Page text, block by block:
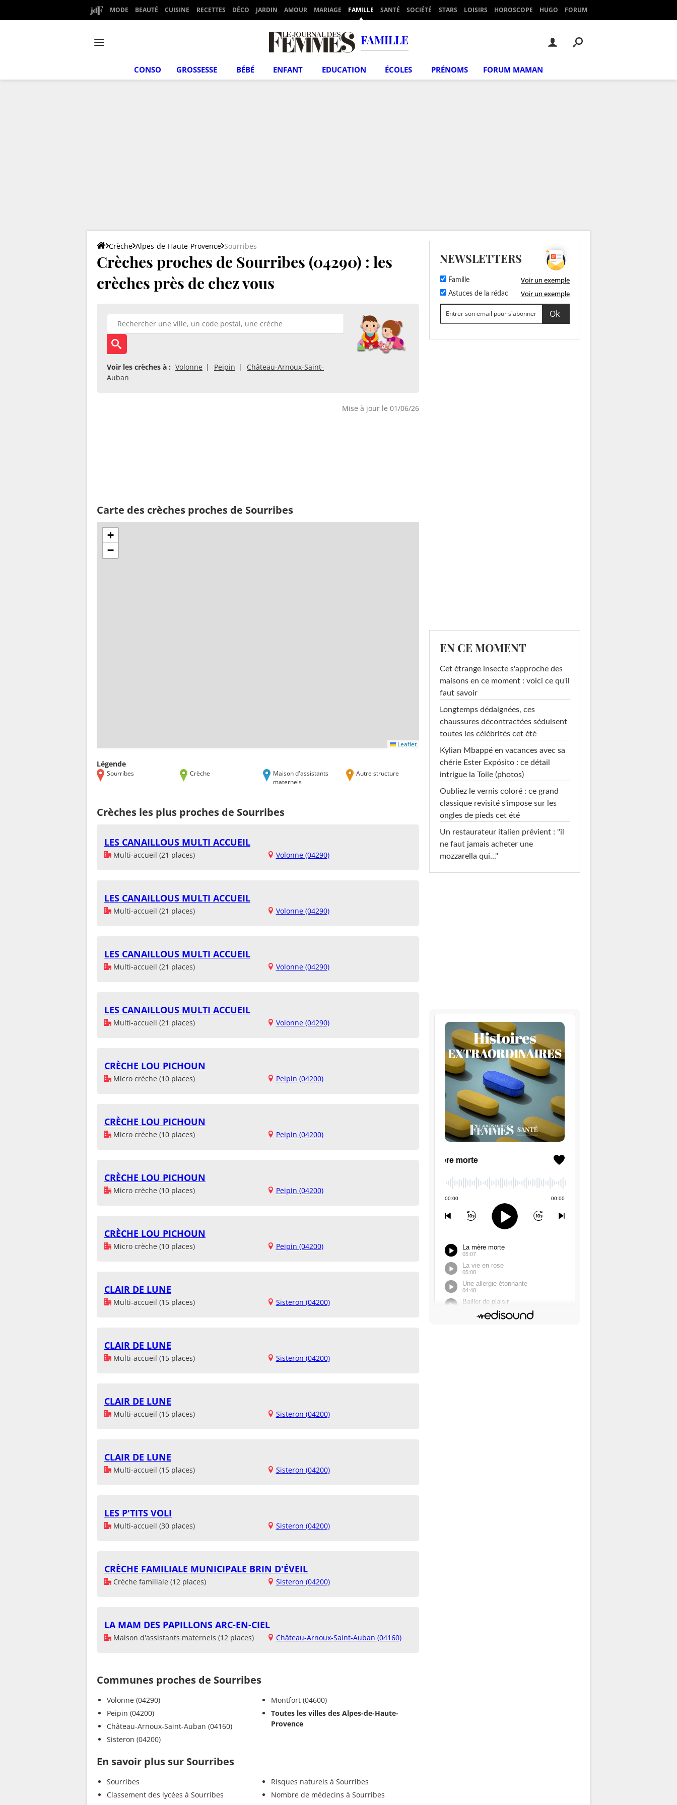
MODE BEAUTÉ CUISINE RECETTES DÉCO JARDIN AMOUR MARIAGE FAMILLE SANTÉ SOCIÉTÉ STARS LOISIRS HOROSCOPE HUGO FORUM
FAMILLE
CONSO GROSSESSE BÉBÉ ENFANT EDUCATION ÉCOLES PRÉNOMS FORUM MAMAN
Crèche Alpes-de-Haute-Provence Sourribes
Crèches proches de Sourribes (04290) : les
crèches près de chez vous
Voir les crèches à : Volonne Peipin
Château-Arnoux-Saint-
Auban
Mise à jour le 01/06/26
Carte des crèches proches de Sourribes
+
−
Leaflet
Légende
Sourribes Crèche
Maison d'assistants
maternels
Autre structure
Crèches les plus proches de Sourribes
LES CANAILLOUS MULTI ACCUEIL
Multi-accueil (21 places) Volonne (04290)
LES CANAILLOUS MULTI ACCUEIL
Multi-accueil (21 places) Volonne (04290)
LES CANAILLOUS MULTI ACCUEIL
Multi-accueil (21 places) Volonne (04290)
LES CANAILLOUS MULTI ACCUEIL
Multi-accueil (21 places) Volonne (04290)
CRÈCHE LOU PICHOUN
Micro crèche (10 places) Peipin (04200)
CRÈCHE LOU PICHOUN
Micro crèche (10 places) Peipin (04200)
CRÈCHE LOU PICHOUN
Micro crèche (10 places) Peipin (04200)
CRÈCHE LOU PICHOUN
Micro crèche (10 places) Peipin (04200)
CLAIR DE LUNE
Multi-accueil (15 places) Sisteron (04200)
CLAIR DE LUNE
Multi-accueil (15 places) Sisteron (04200)
CLAIR DE LUNE
Multi-accueil (15 places) Sisteron (04200)
CLAIR DE LUNE
Multi-accueil (15 places) Sisteron (04200)
LES P'TITS VOLI
Multi-accueil (30 places) Sisteron (04200)
CRÈCHE FAMILIALE MUNICIPALE BRIN D'ÉVEIL
Crèche familiale (12 places) Sisteron (04200)
LA MAM DES PAPILLONS ARC-EN-CIEL
Maison d'assistants maternels (12 places) Château-Arnoux-Saint-Auban (04160)
Communes proches de Sourribes
Volonne (04290)
Peipin (04200)
Château-Arnoux-Saint-Auban (04160)
Sisteron (04200)
Montfort (04600)
Toutes les villes des Alpes-de-Haute-
Provence
En savoir plus sur Sourribes
Sourribes
Classement des lycées à Sourribes
Risques naturels à Sourribes
Nombre de médecins à Sourribes
NEWSLETTERS
Famille Voir un exemple
Astuces de la rédac Voir un exemple
EN CE MOMENT
Cet étrange insecte s'approche des
maisons en ce moment : voici ce qu'il
faut savoir
Longtemps dédaignées, ces
chaussures décontractées séduisent
toutes les célébrités cet été
Kylian Mbappé en vacances avec sa
chérie Ester Expósito : ce détail
intrigue la Toile (photos)
Oubliez le vernis coloré : ce grand
classique revisité s'impose sur les
ongles de pieds cet été
Un restaurateur italien prévient : "il
ne faut jamais acheter une
mozzarella qui..."